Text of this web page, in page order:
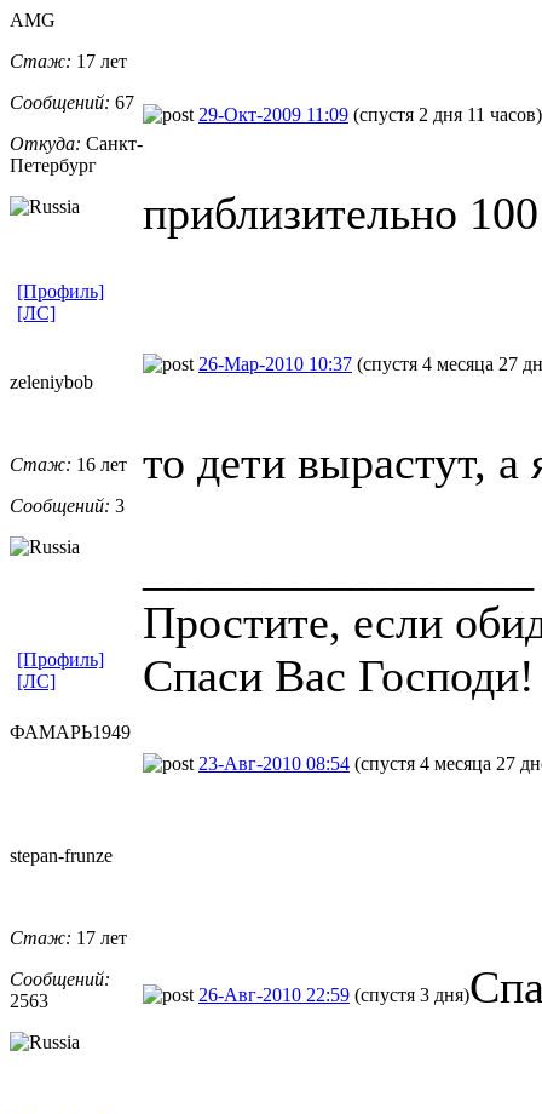
AMG
Стаж: 17 лет
Сообщений: 67
Откуда: Санкт-
Петерб​ург
29-Окт-2009 11:09 (спустя 2 дня 11 часов)
приблизительно
[Профиль]
[ЛС]
zeleniybob
Стаж: 16 лет
Сообщений: 3
26-Мар-2010 10:37 (спустя 4 месяца 27
то дети вырастут, а
Простите, если
Спаси Вас Господи!
[Профиль]
[ЛС]
ФАМАРЬ1949
23-Авг-2010 08:54 (спустя 4 месяца 27
stepan-frunz​e
Стаж: 17 лет
Сообщений:
2563
26-Авг-2010 22:59 (спустя 3 дня)